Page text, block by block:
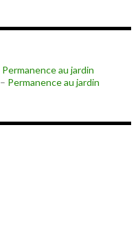
Permanence au jardin
– Permanence au jardin